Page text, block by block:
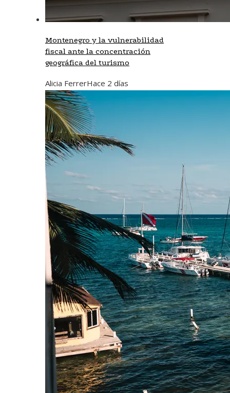
Montenegro y la vulnerabilidad
fiscal ante la concentración
geográfica del turismo
Alicia FerrerHace 2 días